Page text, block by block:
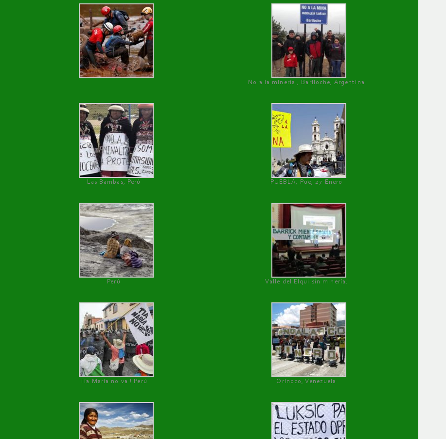
No a la minería , Bariloche, Argentina
Las Bambas, Perú PUEBLA, Pue, 27 Enero
Perú Valle del Elqui sin minería.
Tía María no va ! Perú Orinoco, Venezuela